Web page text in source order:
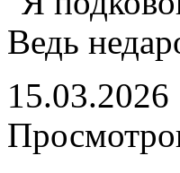
Ведь
15.03.2026